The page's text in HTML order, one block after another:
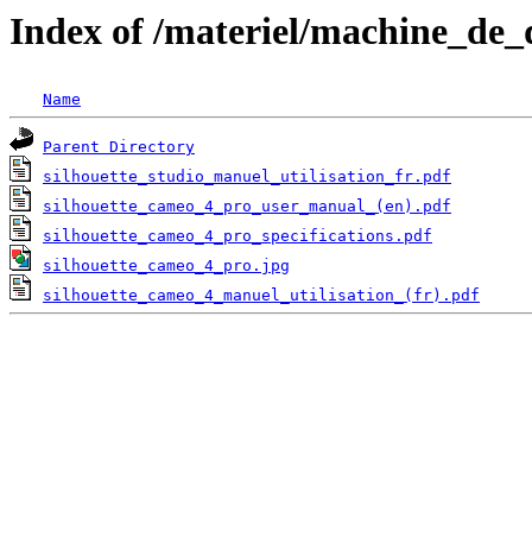
Index of /materiel/
Name
Parent Directory
silhouette_studio_manuel_utilisation_fr.pdf
silhouette_cameo_4_pro_user_manual_(en).pdf
silhouette_cameo_4_pro_specifications.pdf
silhouette_cameo_4_pro.jpg
silhouette_cameo_4_manuel_utilisation_(fr).pdf